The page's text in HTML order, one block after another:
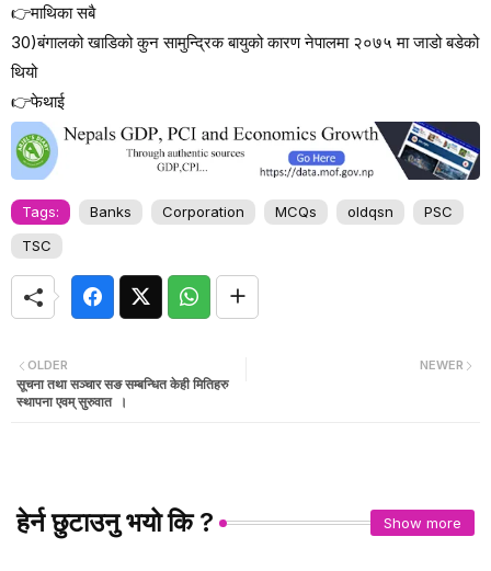
👉माथिका सबै
30)बंगालको खाडिको कुन सामुन्द्रिक बायुको कारण नेपालमा २०७५ मा जाडो बडेको
थियो
👉फेथाई
Tags: Banks Corporation MCQs oldqsn
PSC
TSC
NEWER
OLDER
सूचना तथा सञ्चार सङ सम्बन्धित केही मितिहरु
स्थापना एवम् सुरुवात ।
हेर्न छुटाउनु भयो कि ? Show more